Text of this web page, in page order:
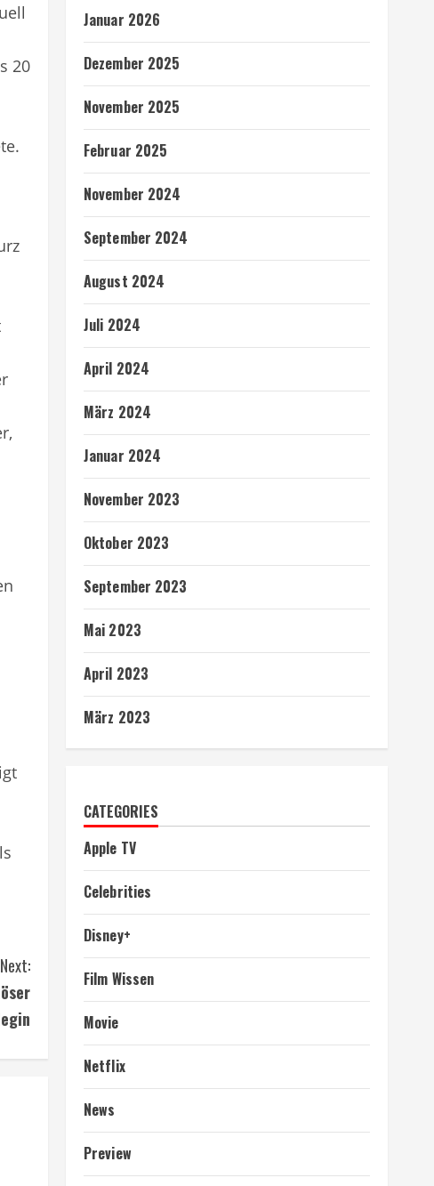
20
Next:
Januar 2026
Dezember 2025
November 2025
Februar 2025
November 2024
September 2024
August 2024
Juli 2024
April 2024
März 2024
Januar 2024
November 2023
Oktober 2023
September 2023
Mai 2023
April 2023
März 2023
CATEGORIES
Apple TV
Celebrities
Disney+
Film Wissen
Movie
Netflix
News
Preview